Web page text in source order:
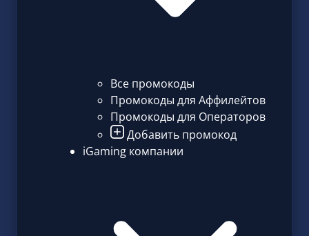
Все промокоды
Промокоды для Аффилейтов
Промокоды для Операторов
Добавить промокод
iGaming компании